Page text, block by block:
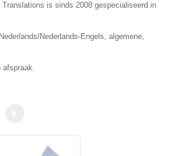
Translations is sinds 2008 gespecialiseerd in
Nederlands-Engels, algemene,
afspraak.